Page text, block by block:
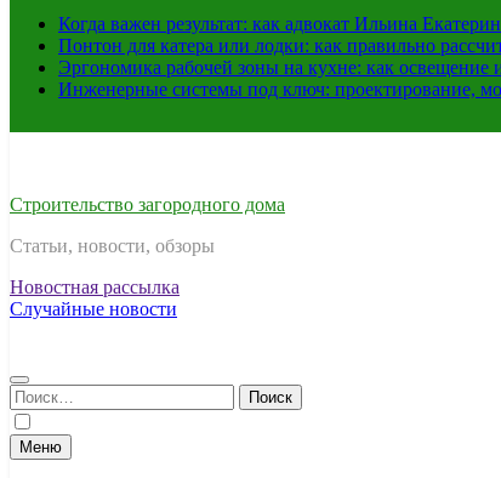
Когда важен результат: как адвокат Ильина
Понтон для катера или лодки: как правильно
Эргономика рабочей зоны на кухне: как
Инженерные системы под ключ: проектирование,
Строительство загородного дома
Статьи, новости, обзоры
Новостная рассылка
Случайные новости
Найти:
Меню